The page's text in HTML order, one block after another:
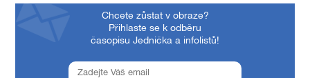
Chcete zůstat v obraze?
Přihlaste se k odběru
časopisu Jednička a infolistů!